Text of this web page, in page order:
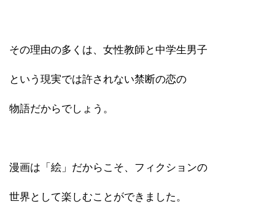
その理由の多くは、女性教師と中学生男子
という現実では許されない禁断の恋の
物語だからでしょう。
漫画は「絵」だからこそ、フィクションの
世界として楽しむことができました。